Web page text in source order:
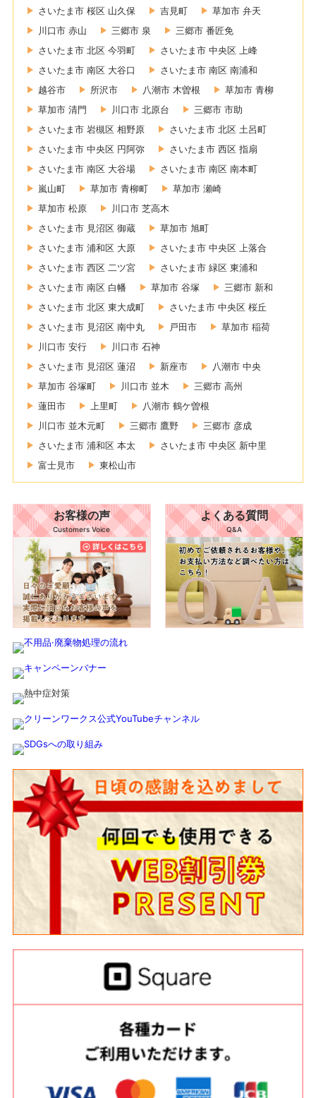
さいたま市 桜区 山久保 吉見町
草加市 弁天
川口市 赤山
三郷市 泉
三郷市 番匠免
さいたま市 北区 今羽町
さいたま市 中央区 上峰
さいたま市 南区 大谷口
さいたま市 南区 南浦和
越谷市
所沢市 八潮市 木曽根
草加市 青柳
草加市 清門
川口市 北原台
三郷市 市助
さいたま市 岩槻区 相野原
さいたま市 北区 土呂町
さいたま市 中央区 円阿弥
さいたま市 西区 指扇
さいたま市 南区 大谷場
さいたま市 南区 南本町
嵐山町
草加市 青柳町
草加市 瀬崎
草加市 松原
川口市 芝高木
さいたま市 見沼区 御蔵
草加市 旭町
さいたま市 浦和区 大原
さいたま市 中央区 上落合
さいたま市 西区 二ツ宮
さいたま市 緑区 東浦和
さいたま市 南区 白幡
草加市 谷塚
三郷市 新和
さいたま市 北区 東大成町
さいたま市 中央区 桜丘
さいたま市 見沼区 南中丸
戸田市
草加市 稲荷
川口市 安行
川口市 石神
さいたま市 見沼区 蓮沼
新座市
八潮市 中央
草加市 谷塚町
川口市 並木
三郷市 高州
蓮田市
上里町
八潮市 鶴ケ曽根
川口市 並木元町
三郷市 鷹野
三郷市 彦成
さいたま市 浦和区 本太
さいたま市 中央区 新中里
富士見市
東松山市
お客様の声
Customers Voice
よくある質問
Q&A